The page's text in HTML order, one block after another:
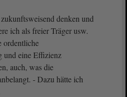
denken und
ich als freier Träger usw.
ordentliche
und eine Effizienz
auch, was die
- Dazu hätte ich